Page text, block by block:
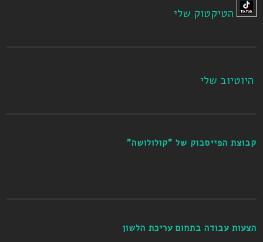
הטיקטוק שלי
היוטיוב שלי
קבוצת הפייסבוק של "קולולושה"
הצעות עבודה בתחום עריכת הלשון